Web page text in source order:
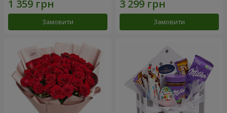
Замовити Замовити